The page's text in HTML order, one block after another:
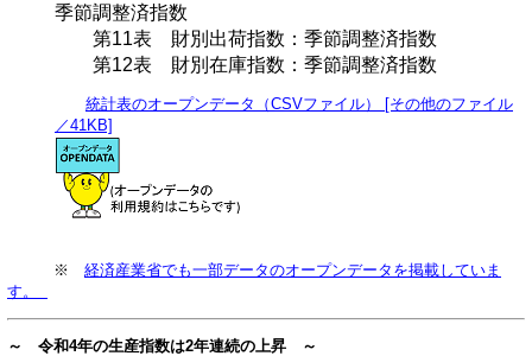
季節調整済指数
第11表 財別出荷指数：季節調整済指数
第12表 財別在庫指数：季節調整済指数
統計表のオープンデータ（CSVファイル） [その他のファイル
／41KB]
※ 経済産業省でも一部データのオープンデータを掲載していま
す。
～ 令和4年の生産指数は2年連続の上昇 ～